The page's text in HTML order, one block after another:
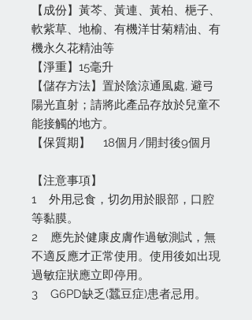
【成份】黃芩、黃連、黃柏、梔子、
軟紫草、地榆、有機洋甘菊精油、有
機永久花精油等
【淨重】15毫升
【儲存方法】置於陰涼通風處, 避弓
陽光直射；請將此產品存放於兒童不
能接觸的地方。
【保質期】 18個月/開封後9個月
【注意事項】
1 外用忌食，切勿用於眼部，口腔
等黏膜。
2 應先於健康皮膚作過敏測試，無
不適反應才正常使用。使用後如出現
過敏症狀應立即停用。
3 G6PD缺乏(蠶豆症)患者忌用。